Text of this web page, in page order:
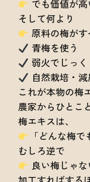
でも価値が高
そして何より
原料の梅が
青梅を使う
弱火でじっく
自然栽培・
これが本物の梅
農家からひとこ
梅エキスは、
「どんな梅
むしろ逆で
良い梅じゃ